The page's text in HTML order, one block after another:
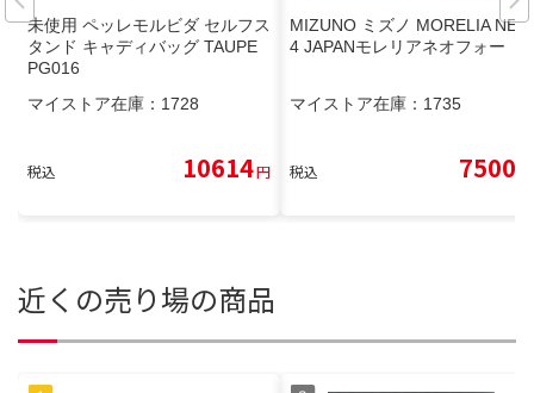
未使用 ペッレモルビダ セルフス
タンド キャディバッグ TAUPE
PG016
マイストア在庫： 1728
税込 10614円
MIZUNO ミズノ MORELIA NEO
4 JAPANモレリアネオフォー
マイストア在庫： 1735
税込 7500
近くの売り場の商品